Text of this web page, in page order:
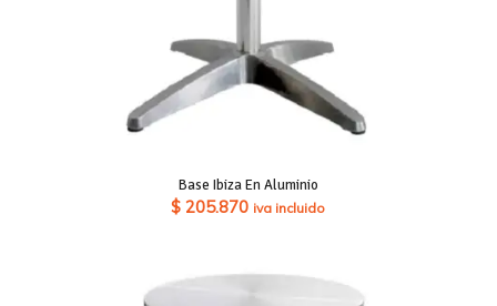
Base Ibiza En Aluminio
$ 205.870 iva incluido